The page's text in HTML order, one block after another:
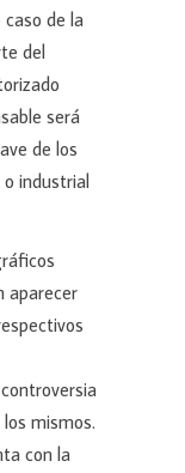
de la
del
será
de los
industrial
aparecer
mismos.
con la